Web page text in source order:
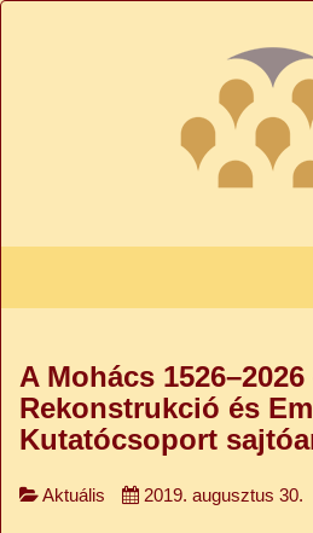
A Mohács 1526–2026
Rekonstrukció és
Kutatócsoport
Aktuális 2019. augusztus 30.